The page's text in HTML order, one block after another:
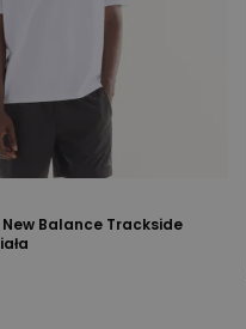
Balance Trackside